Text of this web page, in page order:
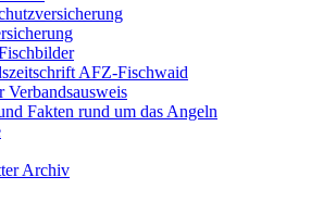
AFZ-Fischwaid
Verbandsausweis
Fakten rund um das Angeln
Archiv